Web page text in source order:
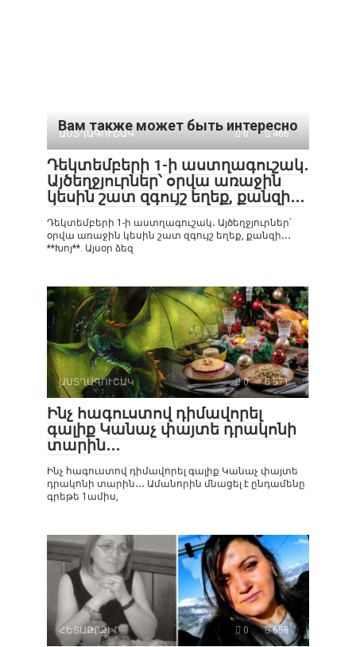
Вам также может быть интересно
ԱՍՏՂԱԳՈՒՇԱԿ 0 466
Դեկտեմբերի 1-ի աստղագուշակ․
Այծեղջյուրներ՝ օրվա առաջին
կեսին շատ զգույշ եղեք, քանզի․․․
Դեկտեմբերի 1-ի աստղագուշակ․ Այծեղջյուրներ՝
օրվա առաջին կեսին շատ զգույշ եղեք, քանզի․․․
**Խոյ**. Այսօր ձեզ
ԱՍՏՂԱԳՈՒՇԱԿ 0 571
Ինչ հագուստով դիմավորել
գալիք Կանաչ փայտե դրակոնի
տարին․․․
Ինչ հագուստով դիմավորել գալիք Կանաչ փայտե
դրակոնի տարին․․․ Ամանորին մնացել է ընդամենը
գրեթե 1ամիս,
ՀԵՏԱՔՐՔԻՐ 0 658